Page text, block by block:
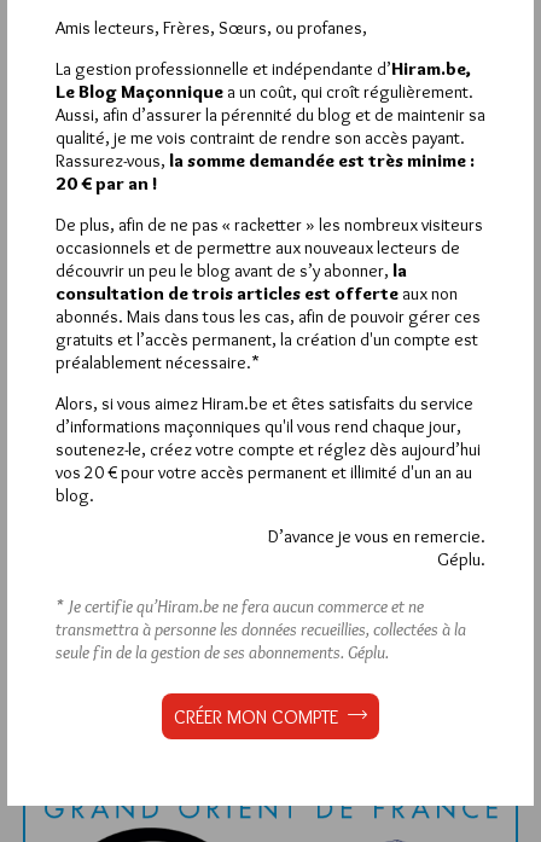
La rédaction de commentaires est
réservée aux abonnés.
Si vous souhaitez rédiger des
commentaires, vous devez :
Déjà inscrit(e) ?Connectez-vous
Hier mercredi 5 août 2026, Hiram.be a reçu1 441
visiteset2 502 pagesont été lues (Source :
Pirsch.io)
Quels sont les articles les plus lus du blog ?
Amis lecteurs, Frères, Sœurs, ou profanes,
La gestion professionnelle et indépendante d’Hiram.be,
Le Blog Maçonnique a un coût, qui croît régulièrement.
Aussi, afin d’assurer la pérennité du blog et de maintenir sa
qualité, je me vois contraint de rendre son accès payant.
Rassurez-vous, la somme demandée est très minime :
20 € par an !
De plus, afin de ne pas « racketter » les nombreux visiteurs
occasionnels et de permettre aux nouveaux lecteurs de
découvrir un peu le blog avant de s’y abonner, la
consultation de trois articles est offerte aux non
abonnés. Mais dans tous les cas, afin de pouvoir gérer ces
gratuits et l’accès permanent, la création d'un compte est
préalablement nécessaire.*
Alors, si vous aimez Hiram.be et êtes satisfaits du service
d’informations maçonniques qu'il vous rend chaque jour,
soutenez-le, créez votre compte et réglez dès aujourd’hui
vos 20 € pour votre accès permanent et illimité d'un an au
blog.
D’avance je vous en remercie.
Géplu.
* Je certifie qu’Hiram.be ne fera aucun commerce et ne
transmettra à personne les données recueillies, collectées à la
seule fin de la gestion de ses abonnements. Géplu.
CRÉER MON COMPTE